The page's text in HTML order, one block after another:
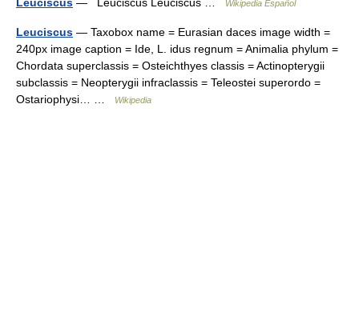
Wikipedia Español
Leuciscus — Taxobox name = Eurasian daces image width =
240px image caption = Ide, L. idus regnum = Animalia phylum =
Chordata superclassis = Osteichthyes classis = Actinopterygii
subclassis = Neopterygii infraclassis = Teleostei superordo =
Ostariophysi… …
Wikipedia